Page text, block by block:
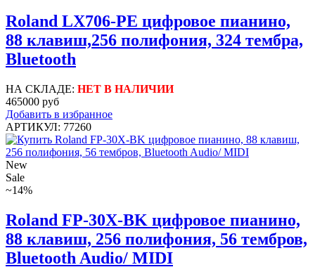
Roland LX706-PE цифровое пианино,
88 клавиш,256 полифония, 324 тембра,
Bluetooth
НА СКЛАДЕ: НЕТ В НАЛИЧИИ
465000 руб
Добавить в избранное
АРТИКУЛ: 77260
New
Sale
~14%
Roland FP-30X-BK цифровое пианино,
88 клавиш, 256 полифония, 56 тембров,
Bluetooth Audio/ MIDI